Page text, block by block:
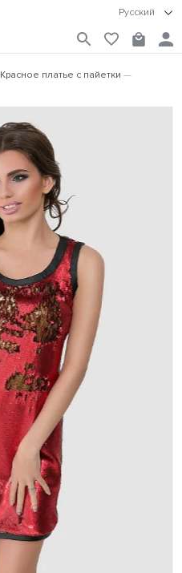
Русский
Красное платье с пайетки